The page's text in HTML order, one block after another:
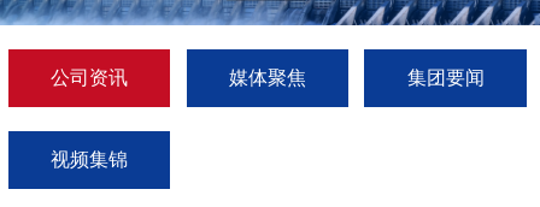
公司资讯 媒体聚焦 集团要闻
视频集锦